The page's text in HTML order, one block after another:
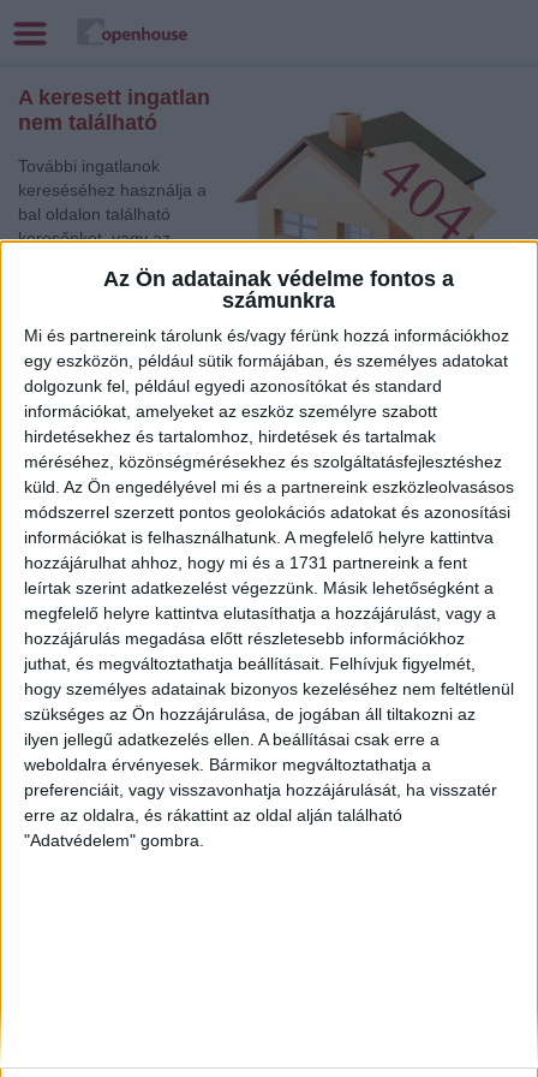
Az Ön adatainak védelme fontos a
számunkra
Mi és partnereink tárolunk és/vagy férünk hozzá információkhoz
egy eszközön, például sütik formájában, és személyes adatokat
dolgozunk fel, például egyedi azonosítókat és standard
információkat, amelyeket az eszköz személyre szabott
hirdetésekhez és tartalomhoz, hirdetések és tartalmak
méréséhez, közönségmérésekhez és szolgáltatásfejlesztéshez
küld. Az Ön engedélyével mi és a partnereink eszközleolvasásos
módszerrel szerzett pontos geolokációs adatokat és azonosítási
információkat is felhasználhatunk. A megfelelő helyre kattintva
hozzájárulhat ahhoz, hogy mi és a 1731 partnereink a fent
leírtak szerint adatkezelést végezzünk. Másik lehetőségként a
megfelelő helyre kattintva elutasíthatja a hozzájárulást, vagy a
hozzájárulás megadása előtt részletesebb információkhoz
juthat, és megváltoztathatja beállításait. Felhívjuk figyelmét,
hogy személyes adatainak bizonyos kezeléséhez nem feltétlenül
szükséges az Ön hozzájárulása, de jogában áll tiltakozni az
ilyen jellegű adatkezelés ellen. A beállításai csak erre a
weboldalra érvényesek. Bármikor megváltoztathatja a
preferenciáit, vagy visszavonhatja hozzájárulását, ha visszatér
erre az oldalra, és rákattint az oldal alján található
"Adatvédelem" gombra.
A keresett ingatlan
nem található
További ingatlanok
kereséséhez használja a
bal oldalon található
keresőnket, vagy az
Balatonalmádi, Eladó Társasházi lakás
Balatonlelle , Eladó Családi ház
Balatonboglár
, Eladó Családi ház
Balatonfüred, Eladó Társasházi lakás
Komárom , Eladó Társasházi lakás
Mosonmagyaróvár, Eladó Társasházi lakás, Családi ház
, Eladó Társasházi lakás, Családi ház
Veszprém, Eladó Családi ház
Siófok, Eladó Nyaraló, Telek, Zárt kert